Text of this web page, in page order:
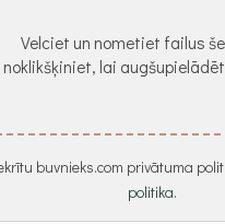
Velciet un nometiet failus
noklikšķiniet, lai
buvnieks.com privātuma
politika.